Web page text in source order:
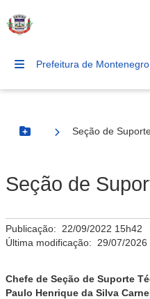
Prefeitura de Montenegro
Botão Menu
Seção de
Seção de
Publicação: 22/09/2022 15h42
Última modificação: 29/07/2026
Chefe de Seção de Suporte
Paulo Henrique da Silva